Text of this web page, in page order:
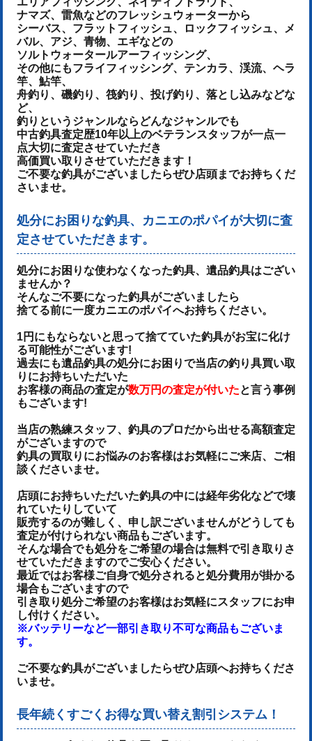
ナマズ、雷魚などのフレッシュウォーターから
シーバス、フラットフィッシュ、ロックフィッシュ、メ
バル、アジ、青物、 エギなどの
ソルトウォータールアーフィッシング、
その他にもフライフィッシング、テンカラ、渓流、ヘラ
竿、鮎竿、
舟釣り、磯釣り、筏釣り、投げ釣り、落とし込みなどな
ど、
釣りというジャンルならどんなジャンルでも
中古釣具査定歴10年以上のベテランスタッフが一点一
点大切に査定させていただき
高価買い取りさせていただきます！
ご不要な釣具がございましたらぜひ店頭までお持ちくだ
さいませ。
処分にお困りな釣具、カニエのポパイが大切に査
定させていただきます。
処分にお困りな使わなくなった釣具、遺品釣具はござい
ませんか？
そんなご不要になった釣具がございましたら
捨てる前に一度カニエのポパイへお持ちください。
1円にもならないと思って捨てていた釣具がお宝に化け
る可能性がございます!
過去にも遺品釣具の処分にお困りで当店の釣り具買い取
りにお持ちいただいた
お客様の商品の査定が数万円の査定が付いたと言う事例
もございます!
当店の熟練スタッフ、釣具のプロだから出せる高額査定
がございますので
釣具の買取りにお悩みのお客様はお気軽にご来店、ご相
談くださいませ。
店頭にお持ちいただいた釣具の中には経年劣化などで壊
れていたりしていて
販売するのが難しく、申し訳ございませんがどうしても
査定が付けられない商品もございます。
そんな場合でも処分をご希望の場合は無料で引き取りさ
せていただきますのでご安心ください。
最近ではお客様ご自身で処分されると処分費用が掛かる
場合もございますので
引き取り処分ご希望のお客様はお気軽にスタッフにお申
し付けください。
※バッテリーなど一部引き取り不可な商品もございま
す。
ご不要な釣具がございましたらぜひ店頭へお持ちくださ
いませ。
長年続くすごくお得な買い替え割引システム！